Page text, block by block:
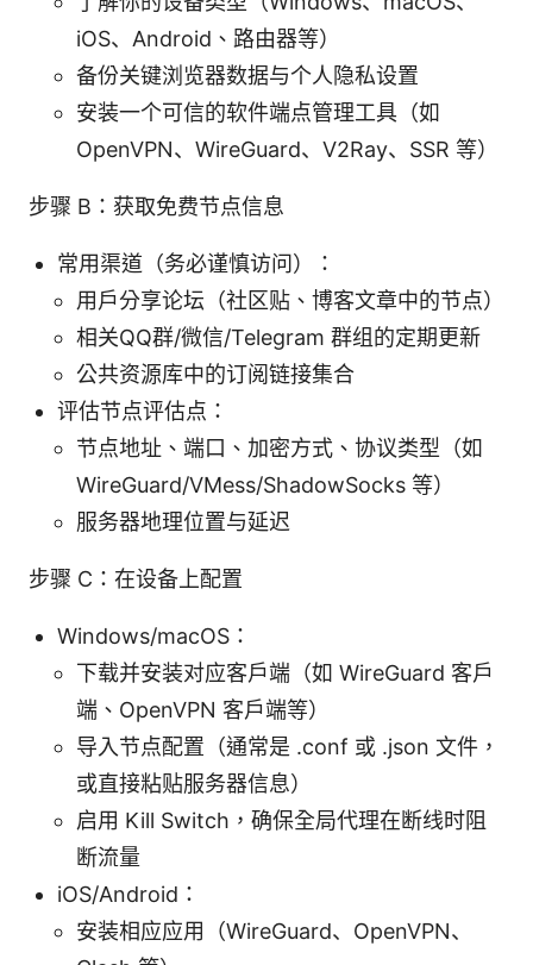
iOS、Android、路由器等）
备份关键浏览器数据与个人隐私设置
安装一个可信的软件端点管理工具（如
OpenVPN、WireGuard、V2Ray、SSR 等）
步骤 B：获取免费节点信息
常用渠道（务必谨慎访问）：
用户分享论坛（社区贴、博客文章中的节点）
相关QQ群/微信/Telegram 群组的定期更新
公共资源库中的订阅链接集合
评估节点评估点：
节点地址、端口、加密方式、协议类型（如
WireGuard/VMess/ShadowSocks 等）
服务器地理位置与延迟
步骤 C：在设备上配置
Windows/macOS：
下载并安装对应客户端（如 WireGuard 客户
端、OpenVPN 客户端等）
导入节点配置（通常是 .conf 或 .json 文件，
或直接粘贴服务器信息）
启用 Kill Switch，确保全局代理在断线时阻
断流量
iOS/Android：
安装相应应用（WireGuard、OpenVPN、